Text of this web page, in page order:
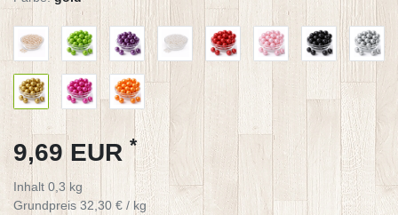
9,69 EUR *
Inhalt 0,3 kg
Grundpreis32,30 € / kg